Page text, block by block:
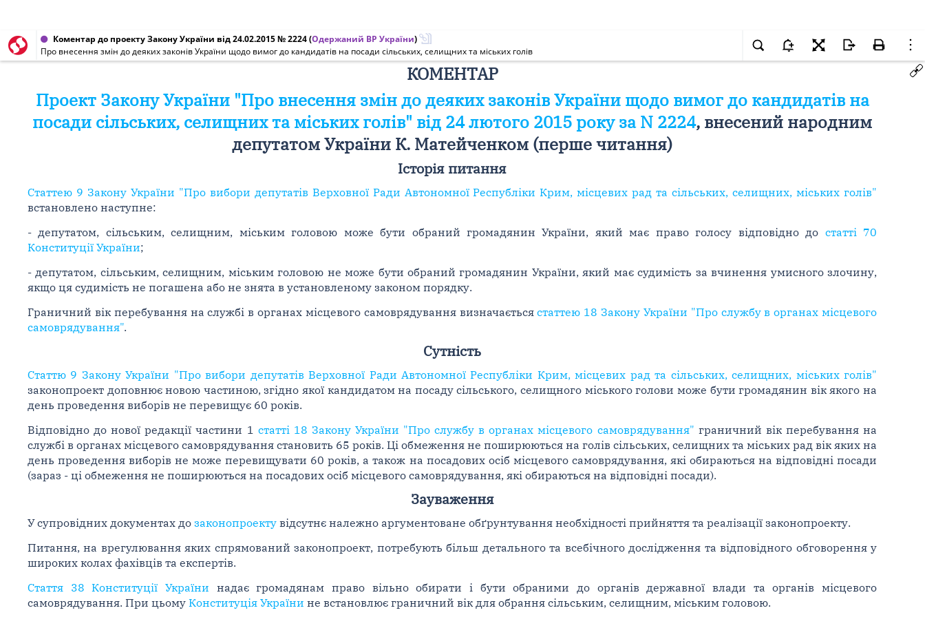
Коментар до проекту Закону України від 24.02.2015 № 2224(Одержаний ВР України)
Про внесення змін до деяких законів України щодо вимог до кандидатів на посади сільських, селищних та міських голів